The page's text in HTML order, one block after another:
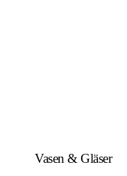
Vasen & Gläser